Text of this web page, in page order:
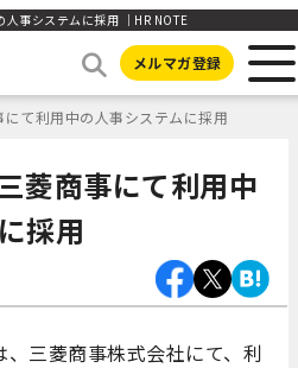
事システムに採用 ｜HR NOTE
メルマガ登録
て利用中の人事システムに採用
菱商事にて利用中
採用
三菱商事株式会社にて、利